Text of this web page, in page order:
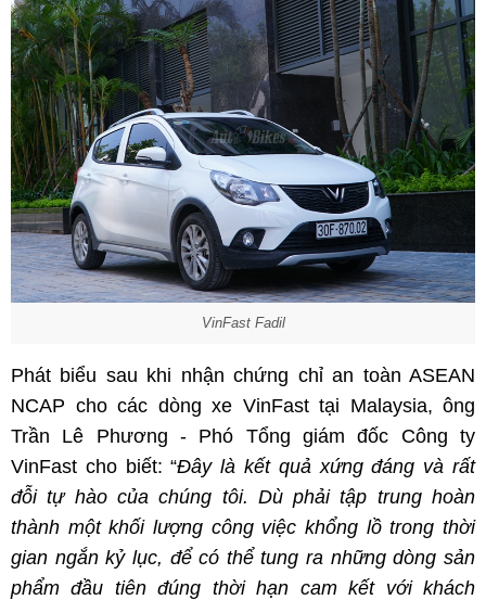
VinFast Fadil
Phát biểu sau khi nhận chứng chỉ an toàn ASEAN
NCAP cho các dòng xe VinFast tại Malaysia, ông
Trần Lê Phương - Phó Tổng giám đốc Công ty
VinFast cho biết: “Đây là kết quả xứng đáng và rất
đỗi tự hào của chúng tôi. Dù phải tập trung hoàn
thành một khối lượng công việc khổng lồ trong thời
gian ngắn kỷ lục, để có thể tung ra những dòng sản
phẩm đầu tiên đúng thời hạn cam kết với khách